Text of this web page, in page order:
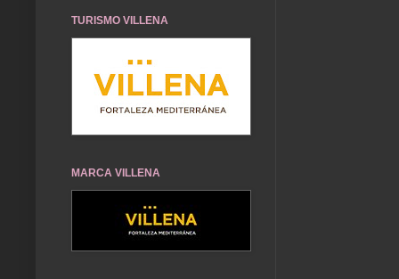
TURISMO VILLENA
MARCA VILLENA